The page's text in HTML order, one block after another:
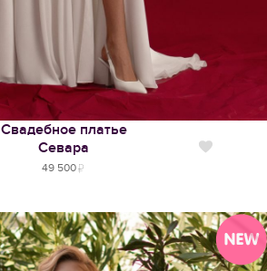
Свадебное платье
Севара
49 500